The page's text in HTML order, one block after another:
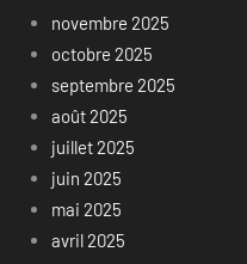
novembre 2025
octobre 2025
septembre 2025
août 2025
juillet 2025
juin 2025
mai 2025
avril 2025